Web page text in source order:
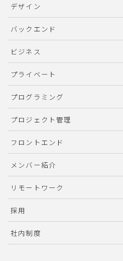
デザイン
バックエンド
ビジネス
プライベート
プログラミング
プロジェクト管理
フロントエンド
メンバー紹介
リモートワーク
採用
社内制度